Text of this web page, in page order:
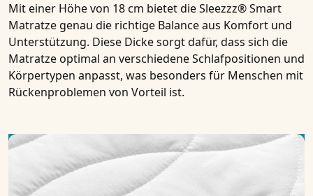
Mit einer Höhe von 18 cm bietet die Sleezzz® Smart
Matratze genau die richtige Balance aus Komfort und
Unterstützung. Diese Dicke sorgt dafür, dass sich die
Matratze optimal an verschiedene Schlafpositionen und
Körpertypen anpasst, was besonders für Menschen mit
Rückenproblemen von Vorteil ist.